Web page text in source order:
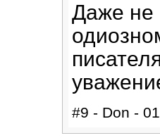
Даже не
#9 - Don -